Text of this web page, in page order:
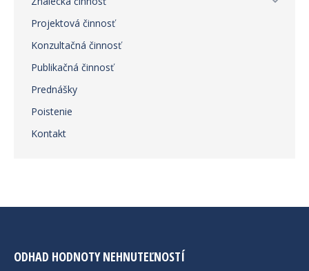
Projektová činnosť
Konzultačná činnosť
Publikačná činnosť
Prednášky
Poistenie
Kontakt
ODHAD HODNOTY NEHNUTEĽNOSTÍ